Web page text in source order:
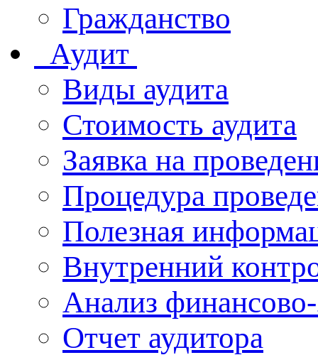
Гражданство
Аудит
Виды аудита
Стоимость аудита
Заявка на
Процедура
Полезная
Внутренний
Анализ
Отчет аудитора